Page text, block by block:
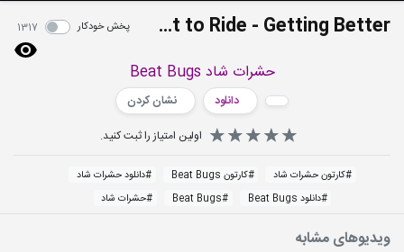
S01E08 - Ticket to Ride - Getting Better پخش خودکار 1317
حشرات شاد Beat Bugs
دانلود
نشان کردن
اولین امتیاز را ثبت کنید.
#کارتون حشرات شاد #کارتون Beat Bugs #دانلود حشرات شاد
#دانلود Beat Bugs #
Beat Bugs
#حشرات شاد
ویدیوهای مشابه